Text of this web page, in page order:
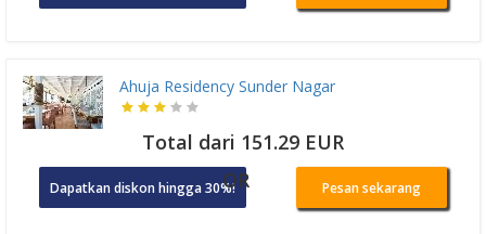
Ahuja Residency Sunder Nagar
Total dari 151.29 EUR
Dapatkan diskon hingga 30%!OR Pesan sekarang